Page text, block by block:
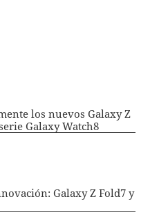
los nuevos Galaxy Z
Galaxy Watch8
Galaxy Z Fold7 y